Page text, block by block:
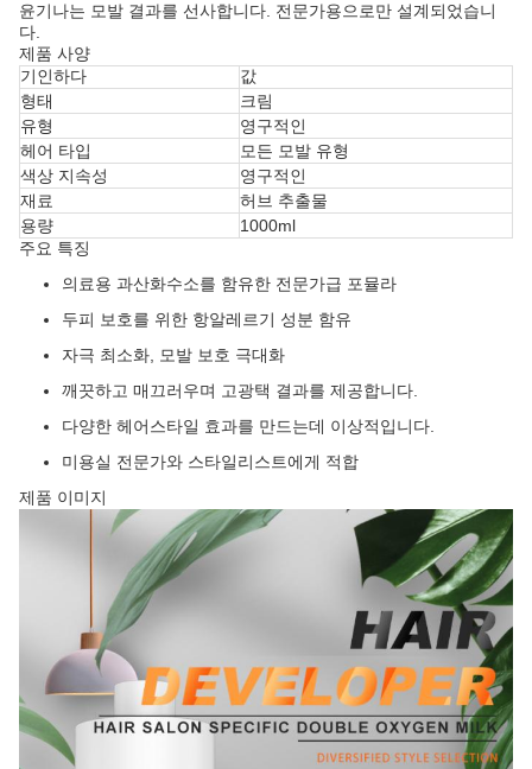
윤기나는 모발 결과를 선사합니다. 전문가용으로만 설계되었습니
다.
제품 사양
기인하다
값
형태
크림
유형
영구적인
헤어 타입
모든 모발 유형
색상 지속성
영구적인
재료
허브 추출물
용량
1000ml
주요 특징
의료용 과산화수소를 함유한 전문가급 포뮬라
두피 보호를 위한 항알레르기 성분 함유
자극 최소화, 모발 보호 극대화
깨끗하고 매끄러우며 고광택 결과를 제공합니다.
다양한 헤어스타일 효과를 만드는데 이상적입니다.
미용실 전문가와 스타일리스트에게 적합
제품 이미지